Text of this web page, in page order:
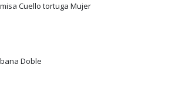
Cuello tortuga Mujer
Doble